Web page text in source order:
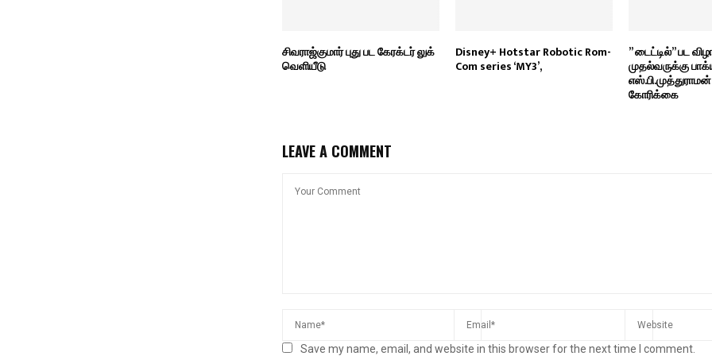
சிவராஜ்குமார் புது பட கேரக்டர் லுக்
வெளியீடு
Disney+ Hotstar Robotic Rom-
Com series ‘MY3’,
” டைட்டில்” பட
முதல்வருக்கு
கோரிக்கை
LEAVE A COMMENT
Save my name, email, and website in this browser for the next time I comment.